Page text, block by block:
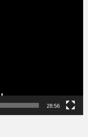
28:56